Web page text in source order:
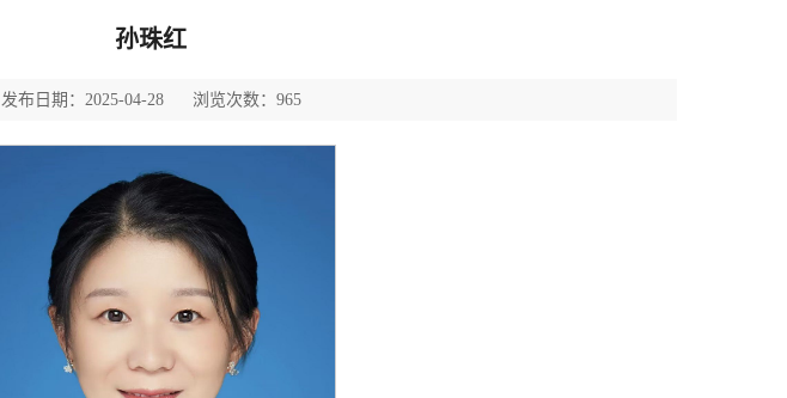
孙珠红
发布日期：2025-04-28 浏览次数：965